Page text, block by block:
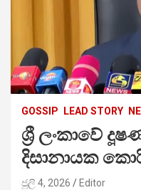
GOSSIP LEAD STORY
ශ්‍රී ලංකාවේ
දිසානායක
ජූලි 4, 2026 Editor